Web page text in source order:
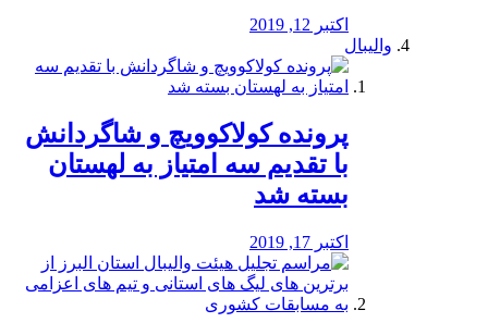
اکتبر 12, 2019
والیبال
پرونده کولاکوویچ و شاگردانش
با تقدیم سه امتیاز به لهستان
بسته شد
اکتبر 17, 2019